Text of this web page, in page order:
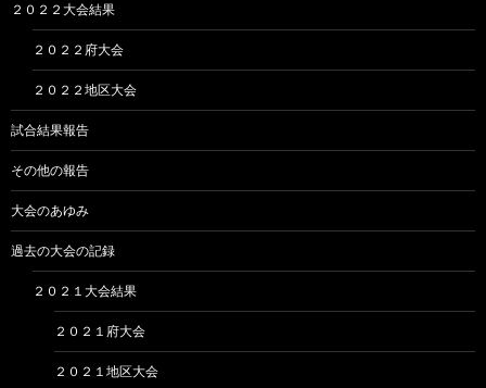
２０２２大会結果
２０２２府大会
２０２２地区大会
試合結果報告
その他の報告
大会のあゆみ
過去の大会の記録
２０２１大会結果
２０２１府大会
２０２１地区大会